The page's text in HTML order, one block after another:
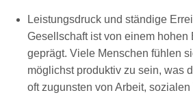
Leistungsdruck und ständige
Gesellschaft ist von einem hohen
geprägt. Viele Menschen fühlen
möglichst produktiv zu sein, was
oft zugunsten von Arbeit,